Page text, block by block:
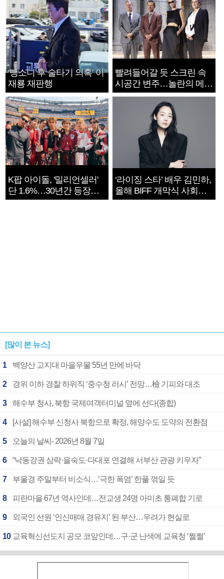
‘뺑소니 후 술타기 의혹’ 이
재룡 재판행
빨려들어갈 듯 스크린 속
시공간 변주…놀란의 메시
지는 ‘전쟁 속죄’
K팝 아이돌, '밀리언셀러'
단 1.6%…30년간 등장
1182개팀 전수조사
‘라이징 스타’ 배우 김민하,
올해 BIFF 개막식 사회자
확정
[많이 본 뉴스]
1 백양산 고지대 마을우물 55년 만에 바닥
2 경위 이하 경찰 하위직 ‘중수청 러시’ 전망…檢 기피와 대조
3 해수부 청사, 북항 국제여객터미널 옆에 선다(종합)
4 [사설] 해수부 신청사 북항으로 확정, 해양수도 도약의 전환점
5 오늘의 날씨- 2026년 8월 7일
6 “낙동강권 삼락·을숙도·다대포 연결해 서부산 관광 키우자”
7 부울경 주말부터 비소식…‘극한 폭염’ 한풀 꺾일 듯
8 피란마을 67년 역사인데…전교생 24명 아미초 통폐합 기로
9 외국인 선원 ‘인신매매 경유지’ 된 부산…우려가 현실로
10 교육혁신선도지 공모 코앞인데…구·군 난색에 교육청 ‘쩔쩔’